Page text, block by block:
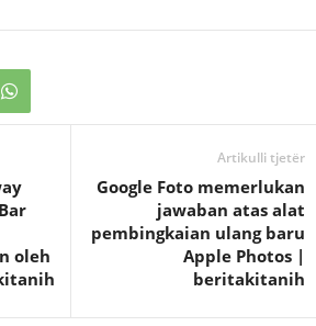
oleh
Artikulli tjetër
Google Foto memerlukan
jawaban atas alat
pembingkaian ulang baru
Apple Photos |
beritakitanih